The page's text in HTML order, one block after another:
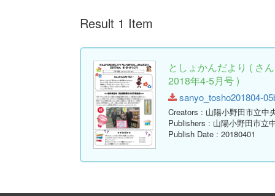
Result 1 Item
としょかんだより ( さ
2018年4-5月号 )
sanyo_tosho201804-
Creators : 山陽小野田市立中
Publishers : 山陽小野田市立
Publish Date : 20180401